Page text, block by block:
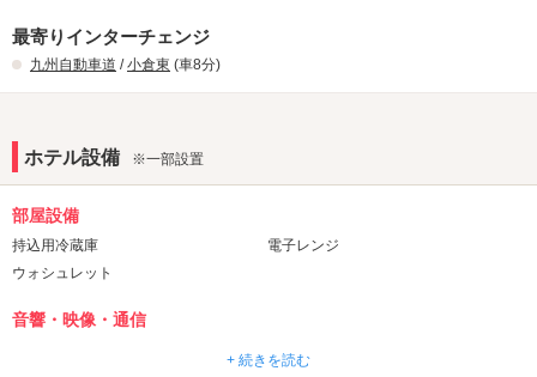
当ホテル自慢！！Ｄタイプのお部屋にエクササイズ部屋、漫画部屋
が新登場！！！
エクササイズ部屋302号室！
漫画部屋306号室！
男性が好きなヤンキー漫画から少女漫画まで取り揃えております。
最寄りインターチェンジ
九州自動車道 /小倉東 (車8分)
ホテル設備 ※一部設置
部屋設備
持込用冷蔵庫
電子レンジ
ウォシュレット
音響・映像・通信
Wi-Fi
+ 続きを読む